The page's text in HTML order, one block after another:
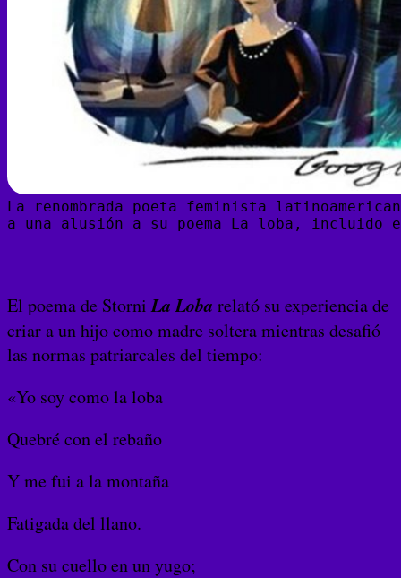
La renombrada poeta feminista
a una alusión a su poema La loba,
El poema de StorniLa Loba relató su experiencia de
criar a un hijo como madre soltera mientras desafió
las normas patriarcales del tiempo:
«Yo soy como la loba
Quebré con el rebaño
Y me fui a la montaña
Fatigada del llano.
Con su cuello en un yugo;